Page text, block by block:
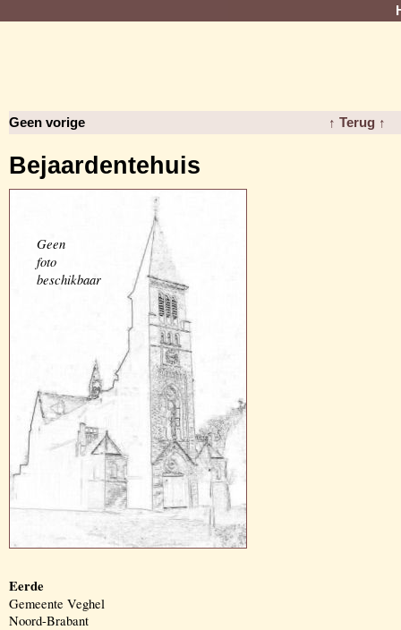
Geen vorige ↑ Terug ↑
Bejaardentehuis
Geen
foto
beschikbaar
Eerde
Gemeente Veghel
Noord-Brabant